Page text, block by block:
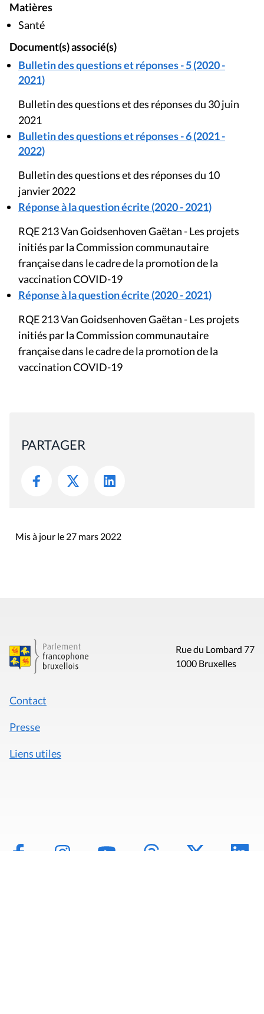
Matières
Santé
Document(s) associé(s)
Bulletin des questions et réponses - 5 (2020 -
2021)
Bulletin des questions et des réponses du 30 juin
2021
Bulletin des questions et réponses - 6 (2021 -
2022)
Bulletin des questions et des réponses du 10
janvier 2022
Réponse à la question écrite (2020 - 2021)
RQE 213 Van Goidsenhoven Gaëtan - Les projets
initiés par la Commission communautaire
française dans le cadre de la promotion de la
vaccination COVID-19
Réponse à la question écrite (2020 - 2021)
RQE 213 Van Goidsenhoven Gaëtan - Les projets
initiés par la Commission communautaire
française dans le cadre de la promotion de la
vaccination COVID-19
PARTAGER
Mis à jour le 27 mars 2022
Rue du Lombard 77
1000 Bruxelles
Contact
Presse
Liens utiles